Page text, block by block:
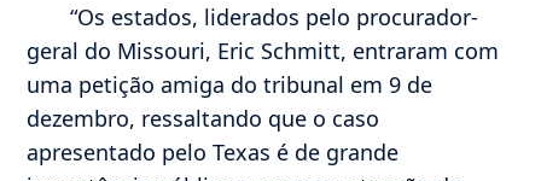
“Os estados, liderados pelo procurador-
geral do Missouri, Eric Schmitt, entraram com
uma petição amiga do tribunal em 9 de
dezembro, ressaltando que o caso
apresentado pelo Texas é de grande